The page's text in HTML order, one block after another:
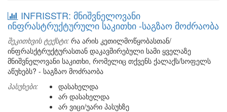
INFRISSTR: მნიშვნელოვანი
ინფრასტრუქტურული საკითხი -საგზაო მოძრაობა
შეკითხვის ტექსტი: რა არის კეთილმოწყობასთან/
ინფრასქტრუქტურასთან დაკავშირებული სამი ყველაზე
მნიშვნელოვანი საკითხი, რომელიც თქვენს ქალაქს/სოფელს
აწუხებს? - საგზაო მოძრაობა
პასუხები:
დასახელდა
არ დასახელდა
არ ვიცი/უარი პასუხზე